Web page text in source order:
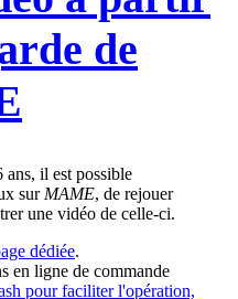
de
il est possible
sur MAME, de rejouer
une vidéo de celle-ci.
dédiée.
en ligne de commande
pour faciliter l'opération,